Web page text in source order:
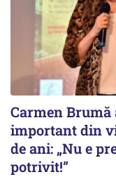
Carmen
important din
de ani: „Nu e
potrivit!”